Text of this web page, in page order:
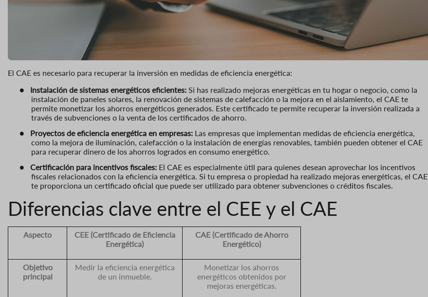
El CAE es necesario para recuperar la inversión en medidas de eficiencia energética:
●
Instalación de sistemas energéticos eficientes: Si has realizado mejoras energéticas en tu hogar o negocio, como la
instalación de paneles solares, la renovación de sistemas de calefacción o la mejora en el aislamiento, el CAE te
permite monetizar los ahorros energéticos generados. Este certificado te permite recuperar la inversión realizada a
través de subvenciones o la venta de los certificados de ahorro.
●
Proyectos de eficiencia energética en empresas: Las empresas que implementan medidas de eficiencia energética,
como la mejora de iluminación, calefacción o la instalación de energías renovables, también pueden obtener el CAE
para recuperar dinero de los ahorros logrados en consumo energético.
●
Certificación para incentivos fiscales: El CAE es especialmente útil para quienes desean aprovechar los incentivos
fiscales relacionados con la eficiencia energética. Si tu empresa o propiedad ha realizado mejoras energéticas, el CAE
te proporciona un certificado oficial que puede ser utilizado para obtener subvenciones o créditos fiscales.
Diferencias clave entre el CEE y el CAE
Aspecto
CEE (Certificado de Eficiencia
Energética)
CAE (Certificado de Ahorro
Energético)
Objetivo
principal
Medir la eficiencia energética
de un inmueble.
Monetizar los ahorros
energéticos obtenidos por
mejoras energéticas.